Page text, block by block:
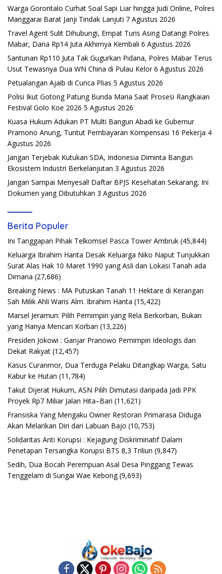
Warga Gorontalo Curhat Soal Sapi Liar hingga Judi Online, Polres
Manggarai Barat Janji Tindak Lanjuti 7 Agustus 2026
Travel Agent Sulit Dihubungi, Empat Turis Asing Datangi Polres
Mabar, Dana Rp14 Juta Akhirnya Kembali 6 Agustus 2026
Santunan Rp110 Juta Tak Gugurkan Pidana, Polres Mabar Terus
Usut Tewasnya Dua WN China di Pulau Kelor 6 Agustus 2026
Petualangan Ajaib di Cunca Plias 5 Agustus 2026
Polisi Ikut Gotong Patung Bunda Maria Saat Prosesi Rangkaian
Festival Golo Koe 2026 5 Agustus 2026
Kuasa Hukum Adukan PT Multi Bangun Abadi ke Gubernur
Pramono Anung, Tuntut Pembayaran Kompensasi 16 Pekerja 4
Agustus 2026
Jangan Terjebak Kutukan SDA, Indonesia Diminta Bangun
Ekosistem Industri Berkelanjutan 3 Agustus 2026
Jangan Sampai Menyesal! Daftar BPJS Kesehatan Sekarang, Ini
Dokumen yang Dibutuhkan 3 Agustus 2026
Berita Populer
Ini Tanggapan Pihak Telkomsel Pasca Tower Ambruk (45,844)
Keluarga Ibrahim Hanta Desak Keluarga Niko Naput Tunjukkan
Surat Alas Hak 10 Maret 1990 yang Asli dan Lokasi Tanah ada
Dimana (27,686)
Breaking News : MA Putuskan Tanah 11 Hektare di Kerangan
Sah Milik Ahli Waris Alm. Ibrahim Hanta (15,422)
Marsel Jeramun: Pilih Pemimpin yang Rela Berkorban, Bukan
yang Hanya Mencari Korban (13,226)
Presiden Jokowi : Ganjar Pranowo Pemimpin Ideologis dan
Dekat Rakyat (12,457)
Kasus Curanmor, Dua Terduga Pelaku Ditangkap Warga, Satu
Kabur ke Hutan (11,784)
Takut Dijerat Hukum, ASN Pilih Dimutasi daripada Jadi PPK
Proyek Rp7 Miliar Jalan Hita–Bari (11,621)
Fransiska Yang Mengaku Owner Restoran Primarasa Diduga
Akan Melarikan Diri dari Labuan Bajo (10,753)
Solidaritas Anti Korupsi : Kejagung Diskriminatif Dalam
Penetapan Tersangka Korupsi BTS 8,3 Triliun (9,847)
Sedih, Dua Bocah Perempuan Asal Desa Pinggang Tewas
Tenggelam di Sungai Wae Kebong (9,693)